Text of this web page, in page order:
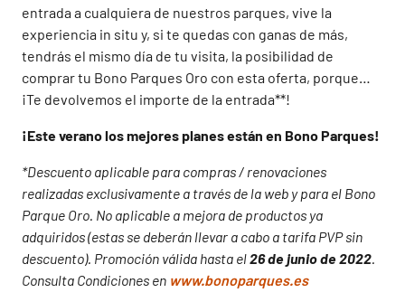
entrada a cualquiera de nuestros parques, vive la
experiencia in situ y, si te quedas con ganas de más,
tendrás el mismo día de tu visita, la posibilidad de
comprar tu Bono Parques Oro con esta oferta, porque…
¡Te devolvemos el importe de la entrada**!
¡Este verano los mejores planes están en Bono Parques!
*Descuento aplicable para compras / renovaciones
realizadas exclusivamente a través de la web y para el Bono
Parque Oro. No aplicable a mejora de productos ya
adquiridos (estas se deberán llevar a cabo a tarifa PVP sin
descuento). Promoción válida hasta el 26 de junio de 2022
Consulta Condiciones en www.bonoparques.es